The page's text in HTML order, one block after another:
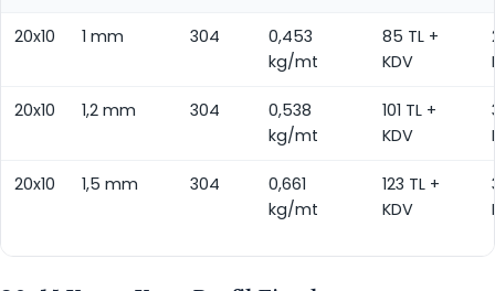
20x10 1 mm 304
0,453
kg/mt
85 TL +
KDV
20x10 1,2 mm 304
0,538
kg/mt
101 TL +
KDV
20x10 1,5 mm 304
0,661
kg/mt
123 TL +
KDV